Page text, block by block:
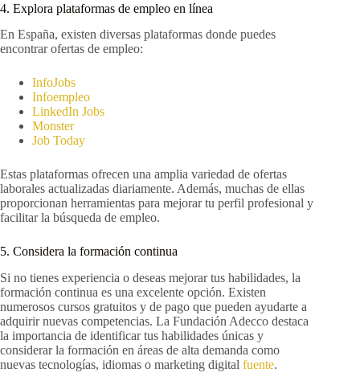
4. Explora plataformas de empleo en línea
En España, existen diversas plataformas donde puedes
encontrar ofertas de empleo:
InfoJobs
Infoempleo
LinkedIn Jobs
Monster
Job Today
Estas plataformas ofrecen una amplia variedad de ofertas
laborales actualizadas diariamente. Además, muchas de ellas
proporcionan herramientas para mejorar tu perfil profesional y
facilitar la búsqueda de empleo.
5. Considera la formación continua
Si no tienes experiencia o deseas mejorar tus habilidades, la
formación continua es una excelente opción. Existen
numerosos cursos gratuitos y de pago que pueden ayudarte a
adquirir nuevas competencias. La Fundación Adecco destaca
la importancia de identificar tus habilidades únicas y
considerar la formación en áreas de alta demanda como
nuevas tecnologías, idiomas o marketing digital fuente.